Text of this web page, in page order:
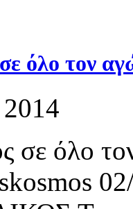
όλο τον
σε όλο